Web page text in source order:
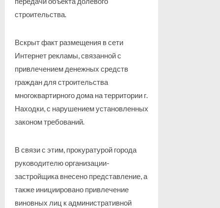
строительства.
Вскрыт факт размещения в сети
Интернет рекламы, связанной с
привлечением денежных средств
граждан для строительства
многоквартирного дома на территории г.
Находки, с нарушением установленных
законом требований.
В связи с этим, прокуратурой города
руководителю организации-
застройщика внесено представление, а
также инициировано привлечение
виновных лиц к административной